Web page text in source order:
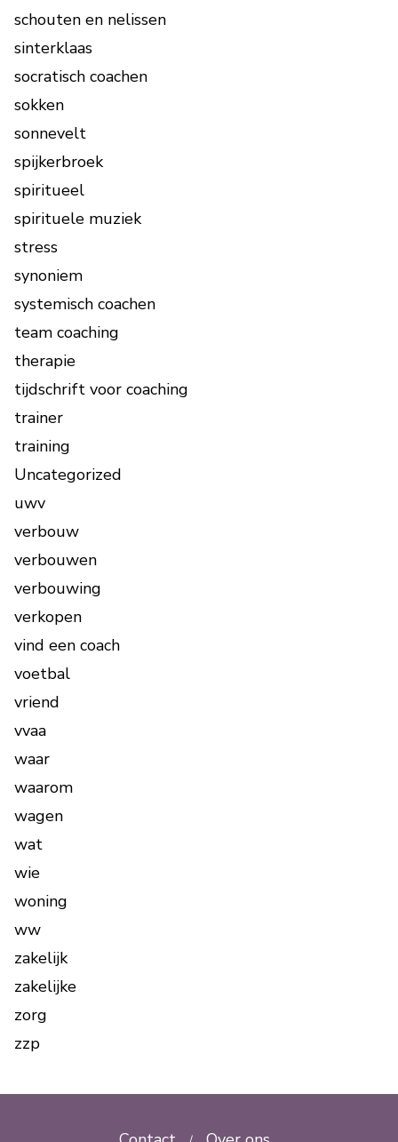
schouten en nelissen
sinterklaas
socratisch coachen
sokken
sonnevelt
spijkerbroek
spiritueel
spirituele muziek
stress
synoniem
systemisch coachen
team coaching
therapie
tijdschrift voor coaching
trainer
training
Uncategorized
uwv
verbouw
verbouwen
verbouwing
verkopen
vind een coach
voetbal
vriend
vvaa
waar
waarom
wagen
wat
wie
woning
ww
zakelijk
zakelijke
zorg
zzp